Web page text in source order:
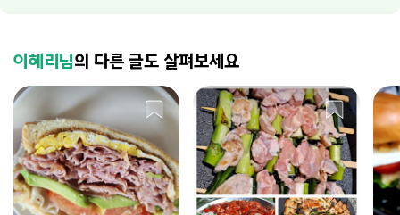
이혜리님의 다른 글도 살펴보세요